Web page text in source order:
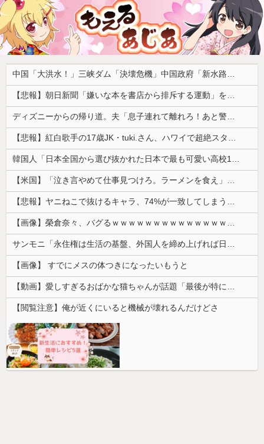
中国「大洪水！」三峡ダム「決壊危機」中国政府「新水路建設！（三峡新水路」現場職員「内部情報公開！（失踪」湖南省「三峡放流情報（画像」台風13号「三峡接近」→
【悲報】朝日新聞「嫌いな本を書店から排斥する運動」を好意的に紹介して大炎上 → 教諭「差別のない本屋に通いたい！」ｗｗｗｗｗｗｗｗｗｗｗｗ
ディズニーからの帰り道。夫「息子連れて離れろ！あと警察に通報！」私「助けて！」駅員「どうしました！？」→トンデモナイことに…
【悲報】紅白歌手の17歳JK・tuki.さん、ハワイで超絶スタイルを晒すも『顔だけ頑なに隠す』ムーブを継続へｗｗｗｗ
韓国人「日本全国から選び抜かれた日本で最も可愛い高校1年生がこの方です‥」→「これが日本のレベル‥」
【米国】「泣き言やめて仕事見つけろ。ラーメンを食え」議員らの投稿にバンス氏が猛反発…ブリトーの価格めぐる議論、共和党の内戦に発展
【悲報】ヤニねこで抜けるキャラ、74%が一致してしまうｗｗｗｗｗ
【画像】榮倉奈々、バグるｗｗｗｗｗｗｗｗｗｗｗｗｗｗｗｗ
サンモニ「永住権は生活の基盤、外国人を締め上げれば日本人が生きやすくなるは勘違い」
【画像】 すでにメスの体つきになったいもうと
【動画】愛しすぎるおばかな猫ちゃんが話題「最後が特にかわいいｗ」
【閲覧注意】俺が近くにいると機械が壊れるんだけどさ